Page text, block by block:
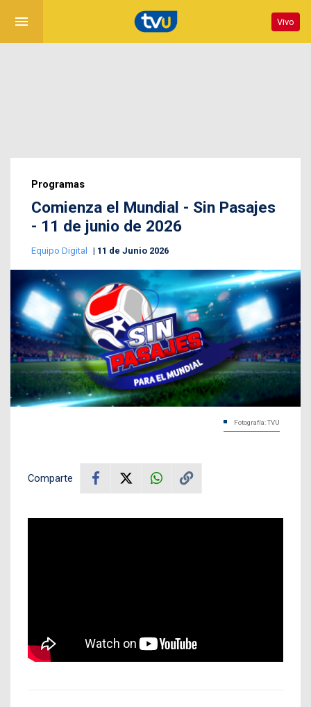
menu Vivo
Programas
Comienza el Mundial - Sin Pasajes
- 11 de junio de 2026
Equipo Digital 11 de Junio 2026
Fotografía: TVU
Comparte